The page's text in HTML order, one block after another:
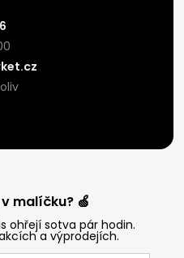
malíčku? 🍏
ohřejí sotva pár hodin.
a výprodejích.